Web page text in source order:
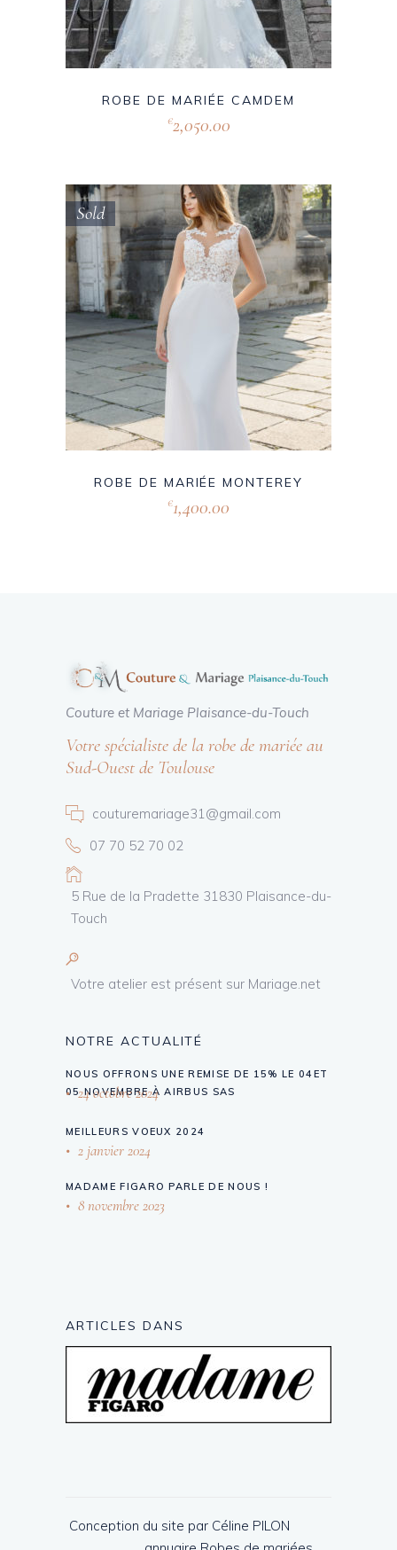
ROBE DE MARIÉE CAMDEM
€2,050.00
Sold
ROBE DE MARIÉE MONTEREY
€1,400.00
Couture et Mariage Plaisance-du-Touch
Votre spécialiste de la robe de mariée au
Sud-Ouest de Toulouse
couturemariage31@gmail.com
07 70 52 70 02
5 Rue de la Pradette 31830 Plaisance-du-
Touch
Votre atelier est présent sur Mariage.net
NOTRE ACTUALITÉ
NOUS OFFRONS UNE REMISE DE 15% LE 04ET
05 NOVEMBRE À AIRBUS SAS
24 octobre 2024
MEILLEURS VOEUX 2024
2 janvier 2024
MADAME FIGARO PARLE DE NOUS !
8 novembre 2023
ARTICLES DANS
Conception du site par Céline PILON